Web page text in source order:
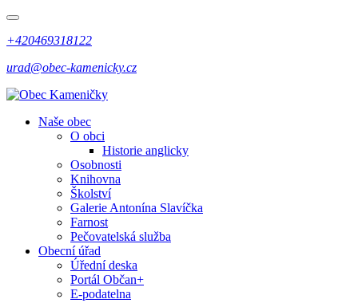
+420469318122
urad@obec-kamenicky.cz
Naše obec
O obci
Historie anglicky
Osobnosti
Knihovna
Školství
Galerie Antonína Slavíčka
Farnost
Pečovatelská služba
Obecní úřad
Úřední deska
Portál Občan+
E-podatelna